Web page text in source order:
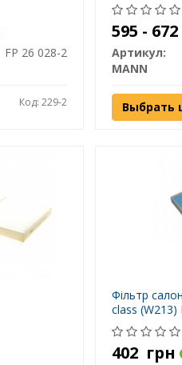
FP 26 028-2
Код: 229-2
595 - 672
Артикул:
MANN
Выбрать
Фільтр
class (W213)
402 грн